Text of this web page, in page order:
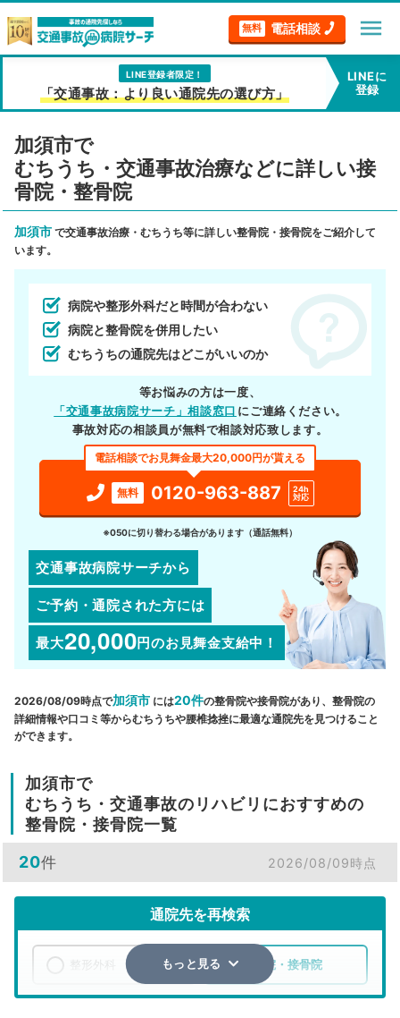
無料 電話相談 menu
LINE登録者限定！
「交通事故：より良い通院先の選び方」
LINEに
登録
加須市で
むちうち・交通事故治療などに詳しい接
骨院・整骨院
加須市 で交通事故治療・むちうち等に詳しい整骨院・接骨院をご紹介して
います。
病院や整形外科だと時間が合わない
病院と整骨院を併用したい
むちうちの通院先はどこがいいのか
等お悩みの方は一度、
「交通事故病院サーチ」相談窓口 にご連絡ください。
事故対応の相談員が無料で相談対応致します。
電話相談でお見舞金最大20,000円が貰える
無料 0120-963-887
24h
対応
※050に切り替わる場合があります（通話無料）
交通事故病院サーチから
ご予約・通院された方には
最大20,000円のお見舞金支給中！
2026/08/09時点で加須市 には20件の整骨院や接骨院があり、整骨院の
詳細情報や口コミ等からむちうちや腰椎捻挫に最適な通院先を見つけること
ができます。
加須市で
むちうち・交通事故のリハビリにおすすめの
整骨院・接骨院一覧
20件 2026/08/09時点
通院先を再検索
整骨院・接骨院
もっと見る